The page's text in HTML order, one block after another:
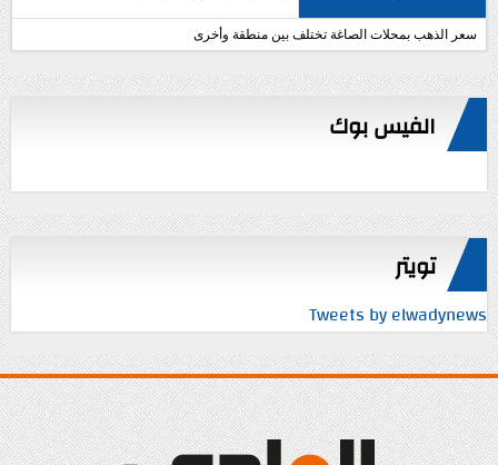
سعر الذهب بمحلات الصاغة تختلف بين منطقة وأخرى
الفيس بوك
تويتر
Tweets by elwadynews